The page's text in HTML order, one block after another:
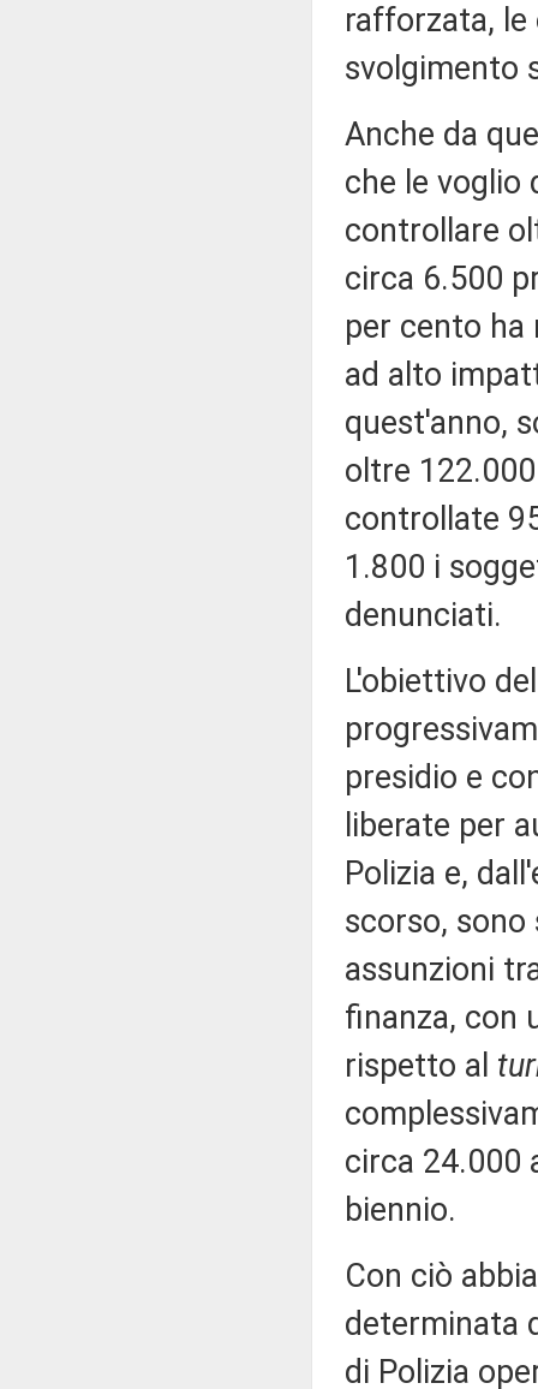
rafforzata, le
svolgimento
Anche da
che le voglio
controllare
circa 6.500
per cento ha
ad alto
quest'anno,
oltre
controllate
1.800 i
denunciati.
L'obiettivo
presidio e
liberate per
Polizia e,
scorso,
assunzioni
finanza, con
rispetto al
circa 24.000
biennio.
Con ciò
determinata
di Polizia